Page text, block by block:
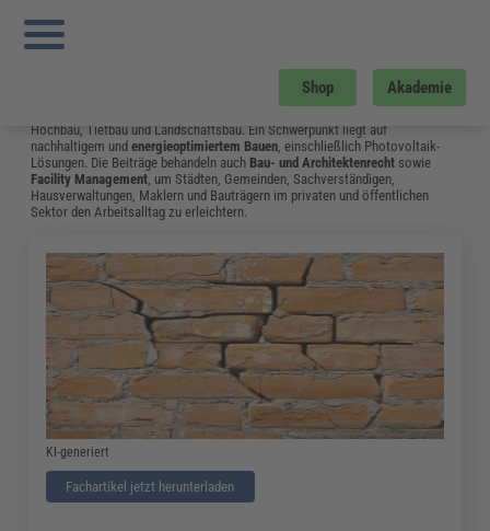
Shop Akademie
Sie sind hier:
Flachdachrichtlinie: im März 2020 Sind Neue Skizzen Hinzugekommen
Bau und Gebäudemanagement
Vom Neubau bis hin zum Umgang mit Bauschäden: Das Fachwissen aus dem
Hochbau, Tiefbau und Landschaftsbau. Ein Schwerpunkt liegt auf
nachhaltigem undenergieoptimiertem Bauen, einschließlich Photovoltaik-
Lösungen. Die Beiträge behandeln auch Bau- und Architektenrecht sowie
Facility Management, um Städten, Gemeinden, Sachverständigen,
Hausverwaltungen, Maklern und Bauträgern im privaten und öffentlichen
Sektor den Arbeitsalltag zu erleichtern.
KI-generiert
Fachartikel jetzt herunterladen